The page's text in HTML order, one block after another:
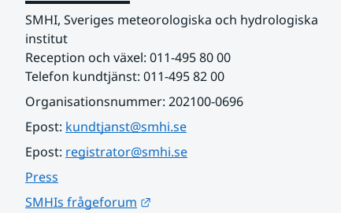
SMHI, Sveriges meteorologiska och hydrologiska
institut
Reception och växel: 011-495 80 00
Telefon kundtjänst: 011-495 82 00
Organisationsnummer: 202100-0696
Epost: kundtjanst@smhi.se
Epost: registrator@smhi.se
Press
SMHIs frågeforum